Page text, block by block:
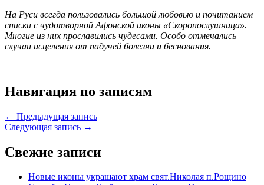
На Руси всегда пользовались большой любовью и почитанием
списки с чудотворной Афонской иконы «Скоропослушница».
Многие из них прославились чудесами. Особо отмечались
случаи исцеления от падучей болезни и беснования.
Навигация по записям
← Предыдущая запись
Следующая запись →
Свежие записи
Новые иконы украшают храм свят.Николая п.Рощино